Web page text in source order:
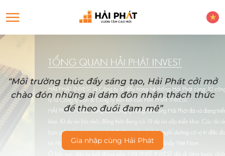
“Môi trường thúc đẩy sáng tạo, Hải Phát cởi mở
chào đón những ai dám đón nhận thách thức
để theo đuổi đam mê”
Gia nhập cùng Hải Phát